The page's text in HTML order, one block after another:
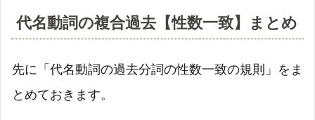
在」
の場
2.2.1
動的」
代名動詞の複合過去【性数一致】まとめ
先に「代名動詞の過去分詞の性数一致の規則」をま
とめておきます。